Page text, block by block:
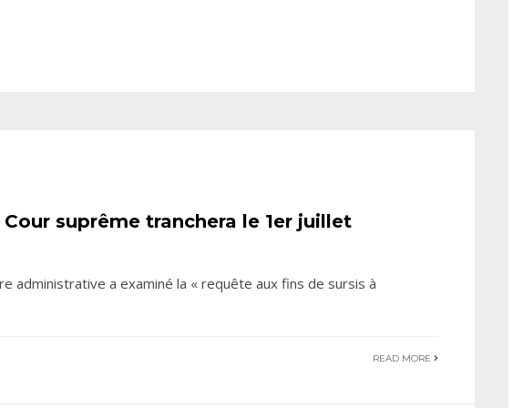
suprême tranchera le 1er juillet
administrative a examiné la « requête aux fins de sursis à
READ MORE